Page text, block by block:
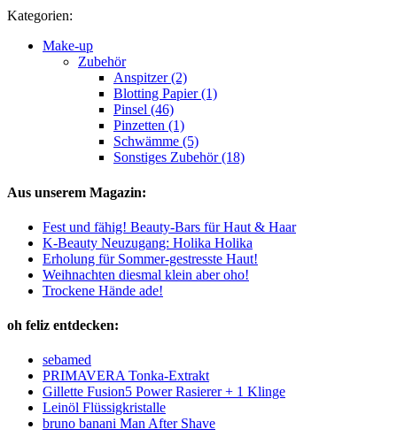
Kategorien:
Make-up
Zubehör
Anspitzer (2)
Blotting Papier (1)
Pinsel (46)
Pinzetten (1)
Schwämme (5)
Sonstiges Zubehör (18)
Aus unserem Magazin:
Fest und fähig! Beauty-Bars für Haut & Haar
K-Beauty Neuzugang: Holika Holika
Erholung für Sommer-gestresste Haut!
Weihnachten diesmal klein aber oho!
Trockene Hände ade!
oh feliz entdecken:
sebamed
PRIMAVERA Tonka-Extrakt
Gillette Fusion5 Power Rasierer + 1 Klinge
Leinöl Flüssigkristalle
bruno banani Man After Shave